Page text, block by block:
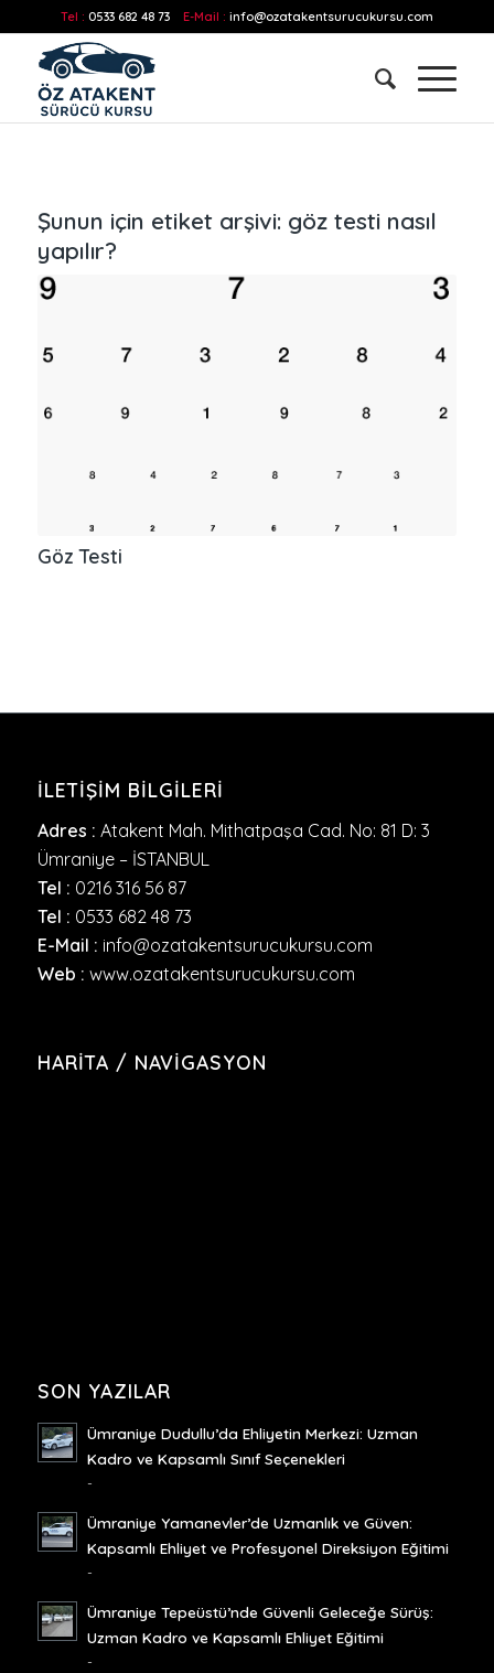
Tel : 0533 682 48 73 E-Mail : info@ozatakentsurucukursu.com
Şunun için etiket arşivi: göz testi nasıl
yapılır?
Göz Testi
İLETIŞIM BILGILERI
Adres : Atakent Mah. Mithatpaşa Cad. No: 81 D: 3
Ümraniye – İSTANBUL
Tel : 0216 316 56 87
Tel : 0533 682 48 73
E-Mail : info@ozatakentsurucukursu.com
Web : www.ozatakentsurucukursu.com
HARITA / NAVIGASYON
SON YAZILAR
Ümraniye Dudullu’da Ehliyetin Merkezi: Uzman
Kadro ve Kapsamlı Sınıf Seçenekleri
-
Ümraniye Yamanevler’de Uzmanlık ve Güven:
Kapsamlı Ehliyet ve Profesyonel Direksiyon Eğitimi
-
Ümraniye Tepeüstü’nde Güvenli Geleceğe Sürüş:
Uzman Kadro ve Kapsamlı Ehliyet Eğitimi
-